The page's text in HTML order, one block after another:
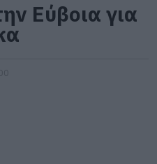
Εύβοια για